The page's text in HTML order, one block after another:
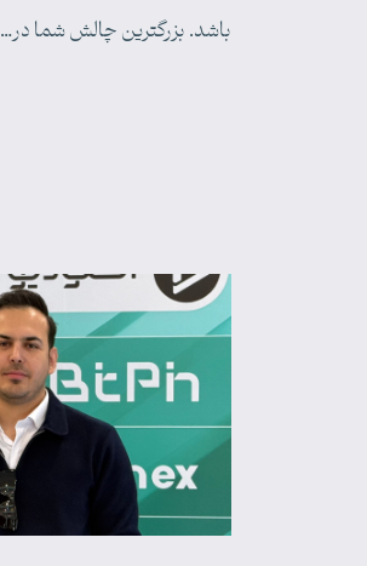
باشد. بزرگترین چالش شما در…